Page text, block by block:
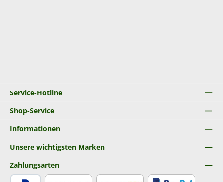
Service-Hotline
Shop-Service
Informationen
Unsere wichtigsten Marken
Zahlungsarten